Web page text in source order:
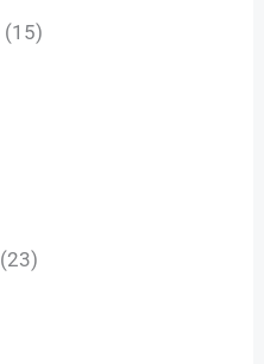
(15)
(23)